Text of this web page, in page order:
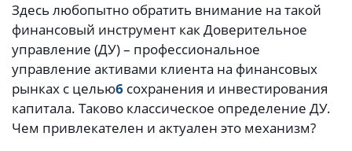
Здесь любопытно обратить внимание на такой
финансовый инструмент как Доверительное
управление (ДУ) – профессиональное
управление активами клиента на финансовых
рынках с целью6 сохранения и инвестирования
капитала. Таково классическое определение ДУ.
Чем привлекателен и актуален это механизм?